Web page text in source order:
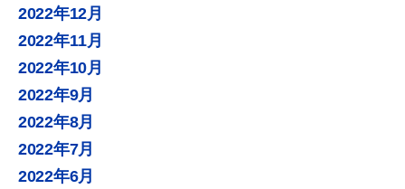
2022年12月
2022年11月
2022年10月
2022年9月
2022年8月
2022年7月
2022年6月